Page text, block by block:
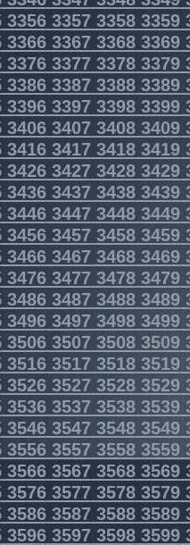
3356335733583359
3366336733683369
3376337733783379
3386338733883389
3396339733983399
3406340734083409
3416341734183419
3426342734283429
3436343734383439
34463447 34483449
34563457 34583459
3466346734683469
34763477 34783479
34863487 34883489
34963497 34983499
35063507 35083509
35163517 35183519
35263527 35283529
35363537 35383539
35463547 35483549
35563557 35583559
3566356735683569
3576357735783579
3586358735883589
3596359735983599